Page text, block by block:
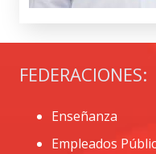
FEDERACIONES:
Enseñanza
Empleados